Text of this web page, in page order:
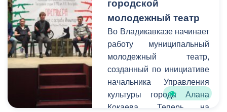
в администрацию города.
Смысл этого оповещения
состоит в том, чтобы АМС
г. Владикавказ имела
возможность
предупредить остальных
граждан города о
временных неудобствах
городской
молодежный театр
Во Владикавказе начинает
работу муниципальный
молодежный театр,
созданный по инициативе
начальника Управления
культуры города Алана
Кокаева. Теперь на